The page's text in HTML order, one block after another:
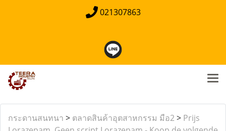
021307863
กระดานสนทนา > ตลาดสินค้าอุตสาหกรรม มือ2> Prijs